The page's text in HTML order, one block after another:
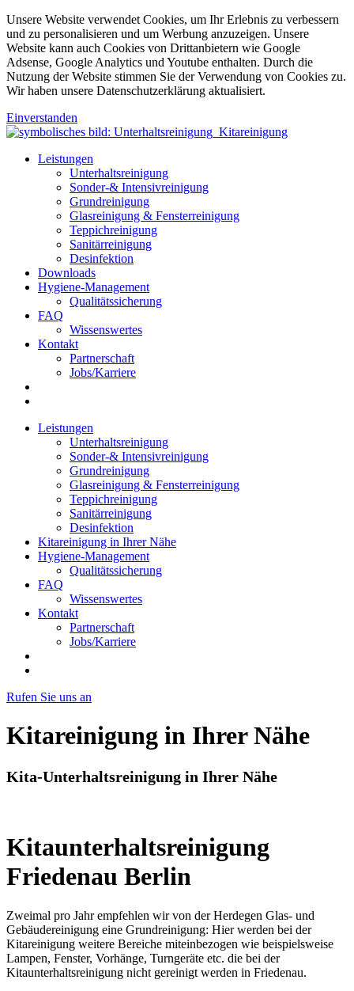
Unsere Website verwendet Cookies, um Ihr Erlebnis zu verbessern
und zu personalisieren und um Werbung anzuzeigen. Unsere
Website kann auch Cookies von Drittanbietern wie Google
Adsense, Google Analytics und Youtube enthalten. Durch die
Nutzung der Website stimmen Sie der Verwendung von Cookies zu.
Wir haben unsere Datenschutzerklärung aktualisiert.
Einverstanden
Leistungen
Unterhaltsreinigung
Sonder-& Intensivreinigung
Grundreinigung
Glasreinigung & Fensterreinigung
Teppichreinigung
Sanitärreinigung
Desinfektion
Downloads
Hygiene-Management
Qualitätssicherung
FAQ
Wissenswertes
Kontakt
Partnerschaft
Jobs/Karriere
Leistungen
Unterhaltsreinigung
Sonder-& Intensivreinigung
Grundreinigung
Glasreinigung & Fensterreinigung
Teppichreinigung
Sanitärreinigung
Desinfektion
Kitareinigung in Ihrer Nähe
Hygiene-Management
Qualitätssicherung
FAQ
Wissenswertes
Kontakt
Partnerschaft
Jobs/Karriere
Rufen Sie uns an
Kitareinigung in Ihrer Nähe
Kita-Unterhaltsreinigung in Ihrer Nähe
Kitaunterhaltsreinigung
Friedenau Berlin
Zweimal pro Jahr empfehlen wir von der Herdegen Glas- und
Gebäudereinigung eine Grundreinigung: Hier werden bei der
Kitareinigung weitere Bereiche miteinbezogen wie beispielsweise
Lampen, Fenster, Vorhänge, Turngeräte etc. die bei der
Kitaunterhaltsreinigung nicht gereinigt werden in Friedenau.